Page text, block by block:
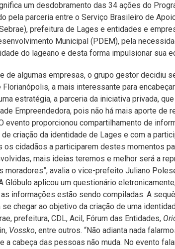
um desdobramento das 34 ações do
pela parceria entre o Serviço Brasileiro de
prefeitura de Lages e entidades e
Municipal (PDEM), pela
do lageano e desta forma impulsionar sua
de algumas empresas, o grupo gestor decidiu
Florianópolis, a mais interessante para
estratégia, a parceria da iniciativa privada,
Empreendedora, pois não há mais aporte de
evento proporcionou compartilhamento de
criação da identidade de Lages e com a
os cidadãos a participarem destes momentos
mais ideias teremos e melhor será a
moradores”, avalia o vice-prefeito Juliano
Glóbulo aplicou um questionário
as informações estão sendo compiladas. A
chegar ao objetivo da criação de uma
prefeitura, CDL, Acil, Fórum das Entidades,
Vossko, entre outros. “Não adianta nada
a cabeça das pessoas não muda. No evento